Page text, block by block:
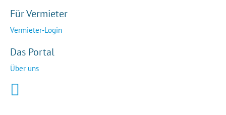
Für Vermieter
Vermieter-Login
Das Portal
Über uns